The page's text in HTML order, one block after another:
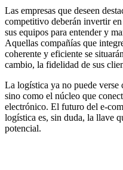
Las empresas que deseen
competitivo deberán invertir
sus equipos para entender y
Aquellas compañías que
coherente y eficiente se
cambio, la fidelidad de sus
La logística ya no puede verse
sino como el núcleo que
electrónico. El futuro del e-
logística es, sin duda, la llave
potencial.